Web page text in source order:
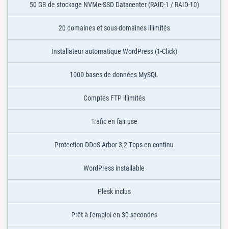
50 GB de stockage NVMe-SSD Datacenter (RAID-1 / RAID-10)
20 domaines et sous-domaines illimités
Installateur automatique WordPress (1-Click)
1000 bases de données MySQL
Comptes FTP illimités
Trafic en fair use
Protection DDoS Arbor 3,2 Tbps en continu
WordPress installable
Plesk inclus
Prêt à l'emploi en 30 secondes